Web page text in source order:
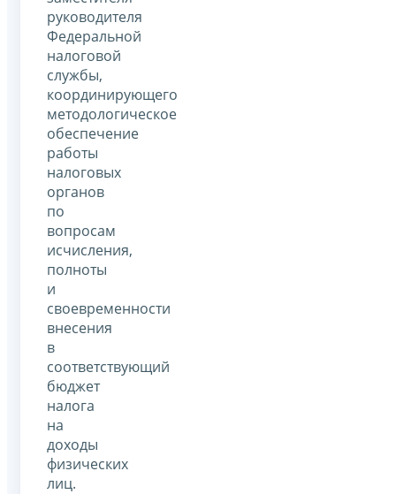
руководителя
Федеральной
налоговой
службы,
координирующего
методологическое
обеспечение
работы
налоговых
органов
по
вопросам
исчисления,
полноты
и
своевременности
внесения
в
соответствующий
бюджет
налога
на
доходы
физических
лиц.